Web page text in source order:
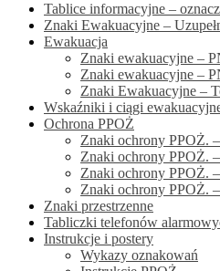
Tablice informacyjne –
Znaki Ewakuacyjne –
Ewakuacja
Znaki ewakuacyjne –
Znaki ewakuacyjne –
Znaki Ewakuacyjne –
Wskaźniki i ciągi
Ochrona PPOŻ
Znaki ochrony PPOŻ.
Znaki ochrony PPOŻ.
Znaki ochrony PPOŻ.
Znaki ochrony PPOŻ.
Znaki przestrzenne
Tabliczki telefonów
Instrukcje i postery
Wykazy oznakowań